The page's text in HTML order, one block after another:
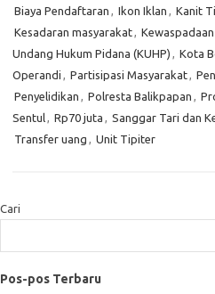
Biaya Pendaftaran , Ikon Iklan , Kanit
Kesadaran masyarakat,
Undang Hukum Pidana (KUHP) , Kota
Operandi , Partisipasi Masyarakat,
Penyelidikan , Polresta Balikpapan ,
Sentul, Rp70 juta , Sanggar Tari dan
Transfer uang , Unit Tipiter
Cari
Pos-pos Terbaru